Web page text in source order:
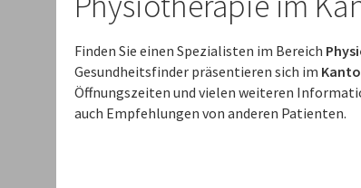
Finden Sie einen Spezialisten im Bereich
Gesundheitsfinder präsentieren sich im
Öffnungszeiten und vielen weiteren
auch Empfehlungen von anderen Patienten.